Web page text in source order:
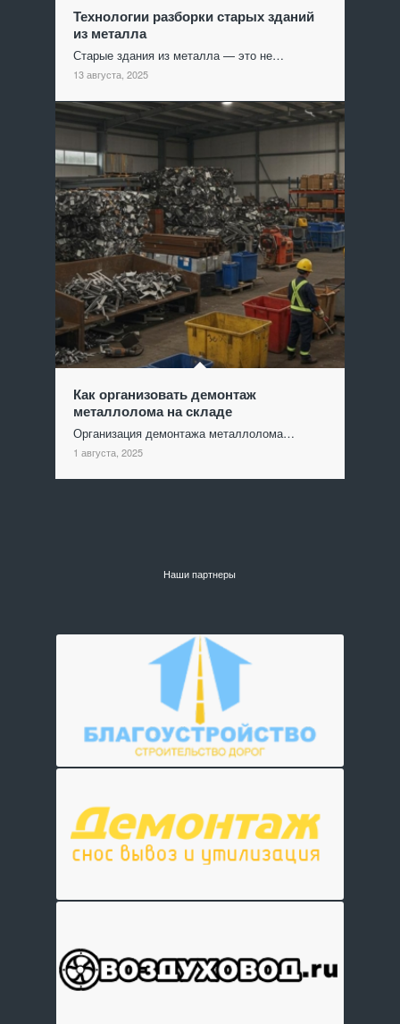
Технологии разборки старых зданий
из металла
Старые здания из металла — это не…
13 августа, 2025
Как организовать демонтаж
металлолома на складе
Организация демонтажа металлолома…
1 августа, 2025
Наши партнеры